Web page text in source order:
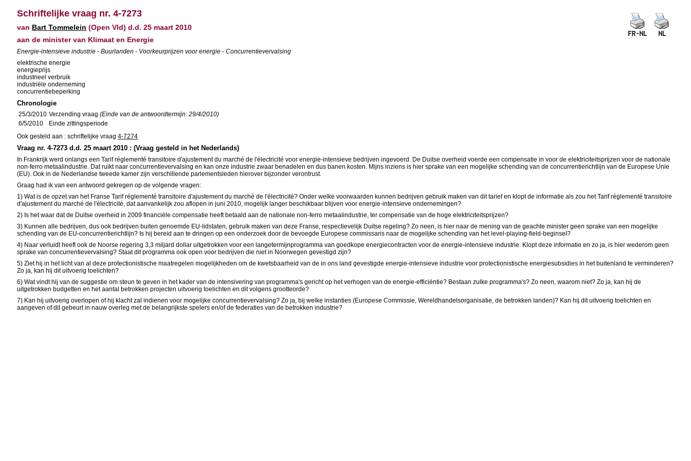
Schriftelijke vraag nr. 4-7273
van Bart Tommelein (Open Vld) d.d. 25 maart 2010
aan de minister van Klimaat en Energie
Energie-intensieve industrie - Buurlanden - Voorkeurprijzen voor energie - Concurrentievervalsing
elektrische energie
energieprijs
industrieel verbruik
industriële onderneming
concurrentiebeperking
Chronologie
25/3/2010 Verzending vraag(Einde van de antwoordtermijn: 29/4/2010)
6/5/2010
Einde zittingsperiode
Ook gesteld aan : schriftelijke vraag4-7274
Vraag nr. 4-7273 d.d. 25 maart 2010 : (Vraag gesteld in het Nederlands)
In Frankrijk werd onlangs een Tarif réglementé transitoire d'ajustement du marché de l'électricité voor energie-intensieve bedrijven ingevoerd. De Duitse overheid voerde een compensatie in voor de elektriciteitsprijzen voor de nationale
non-ferro metaalindustrie. Dat ruikt naar concurrentievervalsing en kan onze industrie zwaar benadelen en dus banen kosten. Mijns inziens is hier sprake van een mogelijke schending van de concurrentierichtlijn van de Europese Unie
(EU). Ook in de Nederlandse tweede kamer zijn verschillende parlementsleden hierover bijzonder verontrust.
Graag had ik van een antwoord gekregen op de volgende vragen:
1) Wat is de opzet van het Franse Tarif réglementé transitoire d'ajustement du marché de l'électricité? Onder welke voorwaarden kunnen bedrijven gebruik maken van dit tarief en klopt de informatie als zou het Tarif réglementé transitoire
d'ajustement du marché de l'électricité, dat aanvankelijk zou aflopen in juni 2010, mogelijk langer beschikbaar blijven voor energie-intensieve ondernemingen?
2) Is het waar dat de Duitse overheid in 2009 financiële compensatie heeft betaald aan de nationale non-ferro metaalindustrie, ter compensatie van de hoge elektriciteitsprijzen?
3) Kunnen alle bedrijven, dus ook bedrijven buiten genoemde EU-lidstaten, gebruik maken van deze Franse, respectievelijk Duitse regeling? Zo neen, is hier naar de mening van de geachte minister geen sprake van een mogelijke
schending van de EU-concurrentierichtlijn? Is hij bereid aan te dringen op een onderzoek door de bevoegde Europese commissaris naar de mogelijke schending van het level-playing-field-beginsel?
4) Naar verluidt heeft ook de Noorse regering 3,3 miljard dollar uitgetrokken voor een langetermijnprogramma van goedkope energiecontracten voor de energie-intensieve industrie. Klopt deze informatie en zo ja, is hier wederom geen
sprake van concurrentievervalsing? Staat dit programma ook open voor bedrijven die niet in Noorwegen gevestigd zijn?
5) Ziet hij in het licht van al deze protectionistische maatregelen mogelijkheden om de kwetsbaarheid van de in ons land gevestigde energie-intensieve industrie voor protectionistische energiesubsidies in het buitenland te verminderen?
Zo ja, kan hij dit uitvoerig toelichten?
6) Wat vindt hij van de suggestie om steun te geven in het kader van de intensivering van programma's gericht op het verhogen van de energie-efficiëntie? Bestaan zulke programma's? Zo neen, waarom niet? Zo ja, kan hij de
uitgetrokken budgetten en het aantal betrokken projecten uitvoerig toelichten en dit volgens grootteorde?
7) Kan hij uitvoerig overlopen of hij klacht zal indienen voor mogelijke concurrentievervalsing? Zo ja, bij welke instanties (Europese Commissie, Wereldhandelsorganisatie, de betrokken landen)? Kan hij dit uitvoerig toelichten en
aangeven of dit gebeurt in nauw overleg met de belangrijkste spelers en/of de federaties van de betrokken industrie?